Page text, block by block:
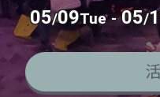
05/09Tue -05/